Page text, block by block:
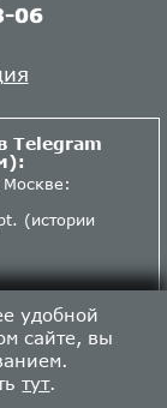
06
Telegram
(истории
удобной
сайте, вы
тут.